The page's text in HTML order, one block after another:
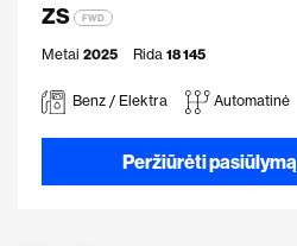
ZS
FWD
Metai 2025 Rida 18 145
Benz / Elektra Automatinė
Peržiūrėti pasiūlymą